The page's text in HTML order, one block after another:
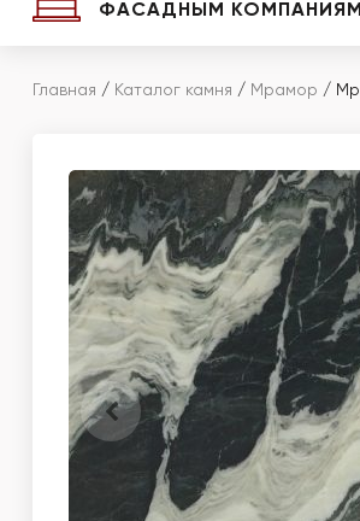
ФАСАДНЫМ КОМПАНИЯМ
Главная / Каталог камня / Мрамор /